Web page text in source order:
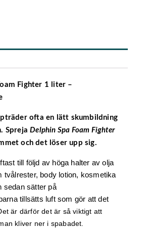
Fighter 1 liter –
ofta en lätt skumbildning
SprejaDelphin Spa Foam Fighter
och det löser upp sig.
till följd av höga halter av olja
tvålrester, body lotion, kosmetika
sedan sätter på
tillsätts luft som gör att det
är därför det är så viktigt att
kliver ner i spabadet.